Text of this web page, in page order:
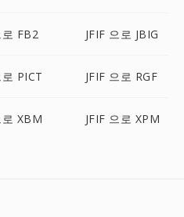
로 FB2 JFIF 으로 JBIG
로 PICT JFIF 으로 RGF
로 XBM JFIF 으로 XPM